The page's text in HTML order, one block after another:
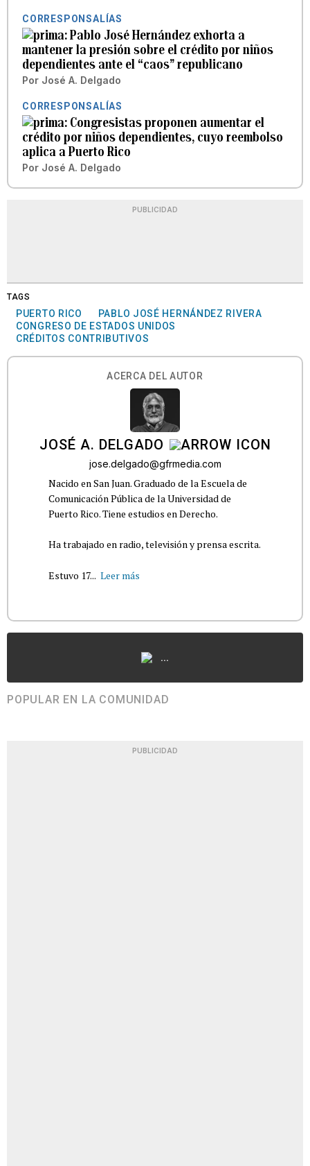
CORRESPONSALÍAS
Pablo José Hernández exhorta a
mantener la presión sobre el crédito por niños
dependientes ante el “caos” republicano
Por José A. Delgado
CORRESPONSALÍAS
Congresistas proponen aumentar el
crédito por niños dependientes, cuyo reembolso
aplica a Puerto Rico
Por José A. Delgado
PUBLICIDAD
TAGS
PUERTO RICO
PABLO JOSÉ HERNÁNDEZ RIVERA
CONGRESO DE ESTADOS UNIDOS
CRÉDITOS CONTRIBUTIVOS
ACERCA DEL AUTOR
JOSÉ A. DELGADO
jose.delgado@gfrmedia.com
Nacido en San Juan. Graduado de la Escuela de
Comunicación Pública de la Universidad de
Puerto Rico. Tiene estudios en Derecho.
Ha trabajado en radio, televisión y prensa escrita.
Estuvo 17... Leer más
...
POPULAR EN LA COMUNIDAD
PUBLICIDAD